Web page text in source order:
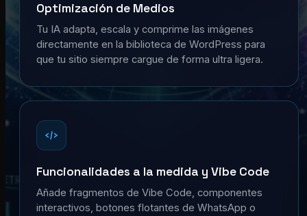
Optimización de Medios
Tu IA adapta, escala y comprime las imágenes
directamente en la biblioteca de WordPress para
que tu sitio siempre cargue de forma ultra ligera.
Funcionalidades a la medida y Vibe Code
Añade fragmentos de Vibe Code, componentes
interactivos, botones flotantes de WhatsApp o